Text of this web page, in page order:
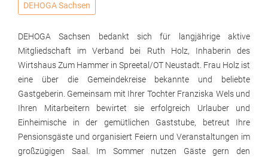
DEHOGA Sachsen
DEHOGA Sachsen bedankt sich für langjährige aktive
Mitgliedschaft im Verband bei Ruth Holz, Inhaberin des
Wirtshaus Zum Hammer in Spreetal/OT Neustadt. Frau Holz ist
eine über die Gemeindekreise bekannte und beliebte
Gastgeberin. Gemeinsam mit Ihrer Tochter Franziska Wels und
Ihren Mitarbeitern bewirtet sie erfolgreich Urlauber und
Einheimische in der gemütlichen Gaststube, betreut Ihre
Pensionsgäste und organisiert Feiern und Veranstaltungen im
großzügigen Saal. Im Sommer nutzen Gäste gern den